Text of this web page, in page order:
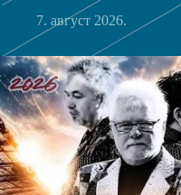
7. август 2026.